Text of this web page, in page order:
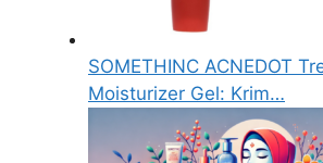
SOMETHINC ACNEDOT
Moisturizer Gel: Krim…